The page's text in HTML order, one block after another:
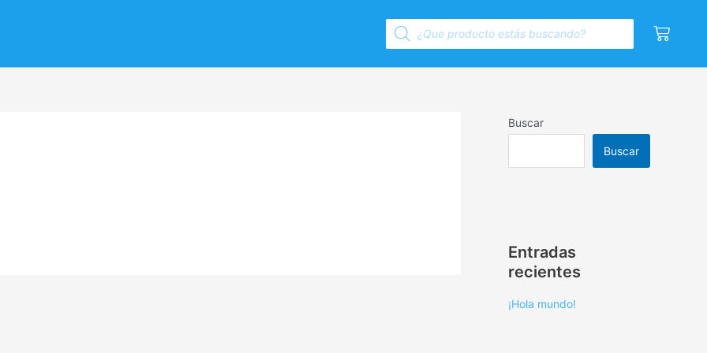
Products
search
Cart
Buscar
Buscar
Entradas
recientes
¡Hola mundo!